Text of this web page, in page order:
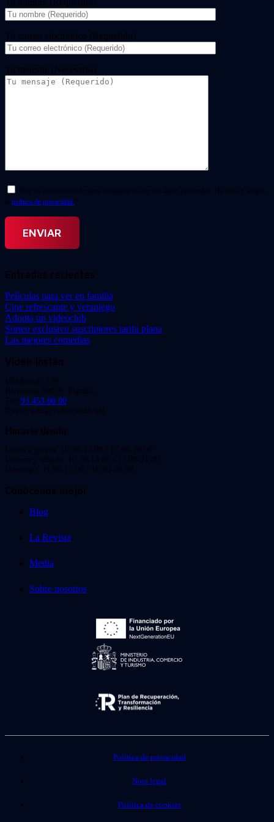
Tu nombre (Requerido)
Tu correo electrónico (Requerido)
Tu mensaje (Necesario)
Doy mi consentimiento para el tratamiento de mis datos personales. He leído y acepto
la política de privacidad. *
Entradas recientes
Películas para ver en familia
Cine refrescante y veraniego
Adopta un videoclub
Sorteo exclusivo suscriptores tarifa plana
Las mejores comedias
Video Instan
Viladomat, 239
Barcelona 08029. España.
Tel: 93 453 00 00
Email: info@videoinstan.net
Horario tienda
Lunes a jueves: 10:30-14:00 / 17:00-20:00
Viernes y sábado: 10:30-14:00 / 17:00-21:00
Domingo: 11:00-15:00 / 16:00-20:00
Conócenos mejor
Blog
La Revista
Media
Sobre nosotros
Política de privacidad
Nota legal
Política de cookies